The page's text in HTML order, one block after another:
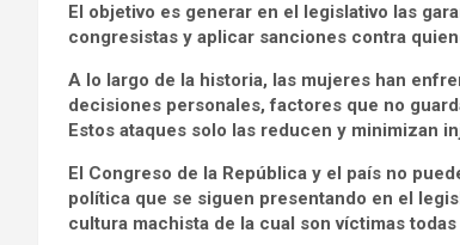
El objetivo es generar en el legislativo las
congresistas y aplicar sanciones contra
A lo largo de la historia, las mujeres han
decisiones personales, factores que no
Estos ataques solo las reducen y minimizan
El Congreso de la República y el país no
política que se siguen presentando en el
cultura machista de la cual son víctimas